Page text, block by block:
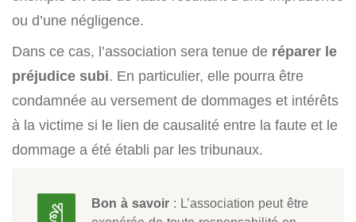
ou d’une négligence.
Dans ce cas, l’association sera tenue de réparer le
préjudice subi. En particulier, elle pourra être
condamnée au versement de dommages et intérêts
à la victime si le lien de causalité entre la faute et le
dommage a été établi par les tribunaux.
Bon à savoir : L’association peut être